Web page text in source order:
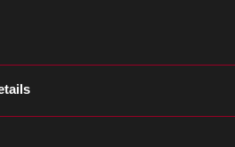
缺乏证据和不符合世界贸
关税。
公司
同时还调查了四家被指控